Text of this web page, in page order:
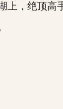
，绝顶高